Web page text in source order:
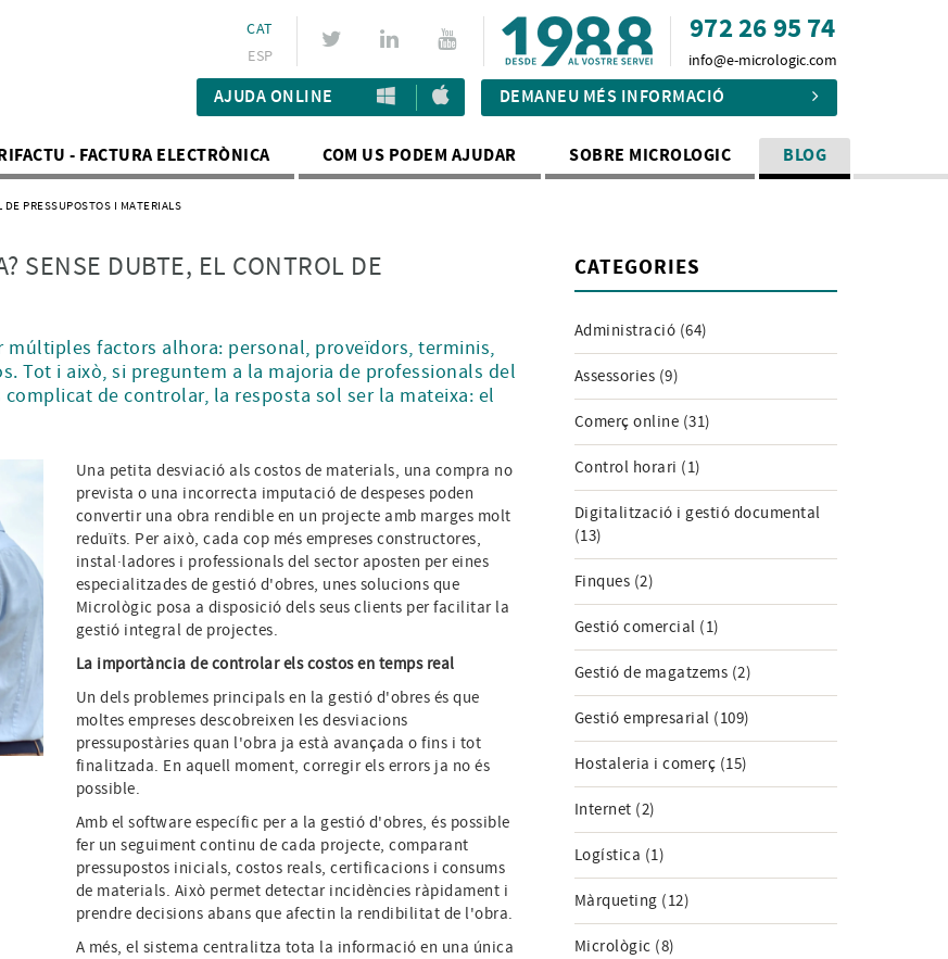
972 26 95 74
info@e-micrologic.com
CAT
ESP
AJUDA ONLINE DEMANEU MÉS INFORMACIÓ
- FACTURA ELECTRÒNICA COM US PODEM AJUDAR SOBRE MICROLOGIC BLOG
PRESSUPOSTOS I MATERIALS
SENSE DUBTE, EL CONTROL DE
factors alhora: personal, proveïdors, terminis,
Tot i això, si preguntem a la majoria de professionals del
de controlar, la resposta sol ser la mateixa: el
Una petita desviació als costos de materials, una compra no
prevista o una incorrecta imputació de despeses poden
convertir una obra rendible en un projecte amb marges molt
reduïts. Per això, cada cop més empreses constructores,
instal·ladores i professionals del sector aposten per eines
especialitzades de gestió d'obres, unes solucions que
Micrològic posa a disposició dels seus clients per facilitar la
gestió integral de projectes.
La importància de controlar els costos en temps real
Un dels problemes principals en la gestió d'obres és que
moltes empreses descobreixen les desviacions
pressupostàries quan l'obra ja està avançada o fins i tot
finalitzada. En aquell moment, corregir els errors ja no és
possible.
Amb el software específic per a la gestió d'obres, és possible
fer un seguiment continu de cada projecte, comparant
pressupostos inicials, costos reals, certificacions i consums
de materials. Això permet detectar incidències ràpidament i
prendre decisions abans que afectin la rendibilitat de l'obra.
A més, el sistema centralitza tota la informació en una única
CATEGORIES
Administració (64)
Assessories (9)
Comerç online (31)
Control horari (1)
Digitalització i gestió documental
(13)
Finques (2)
Gestió comercial (1)
Gestió de magatzems (2)
Gestió empresarial (109)
Hostaleria i comerç (15)
Internet (2)
Logística (1)
Màrqueting (12)
Micrològic (8)